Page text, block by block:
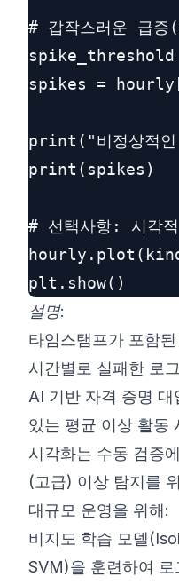
# 갑작스러운 급증
spikes =
print("비정상적
print(spikes)
# 선택사항: 시각
설명:
타임스탬프가 포함
시간별로 실패한 로
AI 기반 자격 증명
있는 평균 이상 활동
시각화는 수동 검증
(고급) 이상 탐지를
대규모 운영을 위해:
비지도 학습 모델
SVM)을 훈련하여